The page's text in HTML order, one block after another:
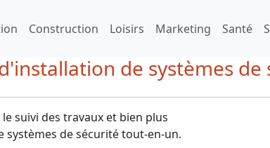
Construction Loisirs Marketing Santé
de systèmes de
suivi des travaux et bien plus
systèmes de sécurité tout-en-un.